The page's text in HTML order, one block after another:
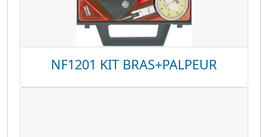
NF1201 KIT BRAS+PALPEUR